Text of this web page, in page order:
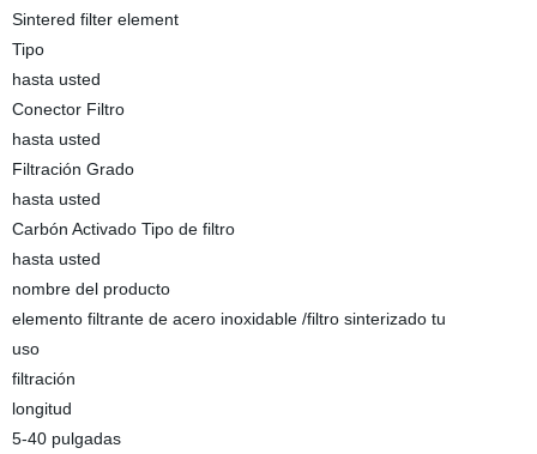
Sintered filter element
Tipo
hasta usted
Conector Filtro
hasta usted
Filtración Grado
hasta usted
Carbón Activado Tipo de filtro
hasta usted
nombre del producto
elemento filtrante de acero inoxidable /filtro sinterizado tu
uso
filtración
longitud
5-40 pulgadas